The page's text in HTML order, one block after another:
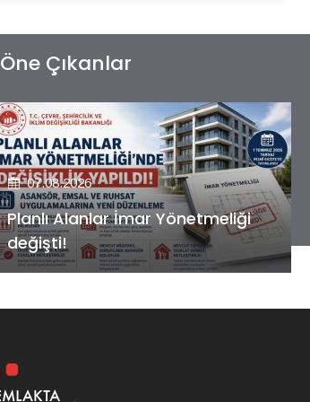
Öne Çıkanlar
07.08.2026
Kiler GYO’dan Pendik Dolayoba
projesiyle ilgili önemli adım!